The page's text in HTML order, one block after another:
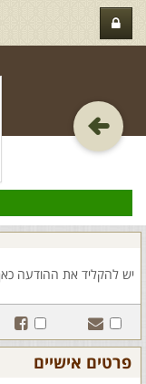
פרטים אישיים